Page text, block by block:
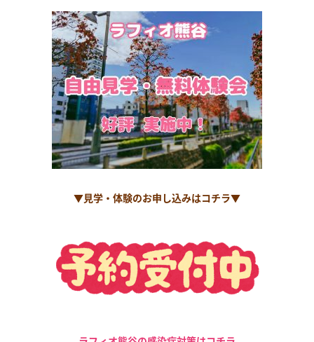
▼見学・体験のお申し込みはコチラ▼